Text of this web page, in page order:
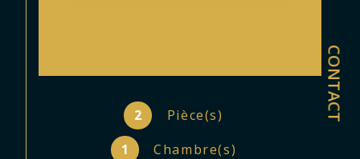
CONTACT
2
Pièce(s)
1
Chambre(s)
une salle d'eau, un wc.
TERRASSE exposée SUD VUE SUR